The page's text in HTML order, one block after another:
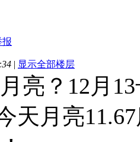
报
| 显示全部楼层
亮？12月
天月亮